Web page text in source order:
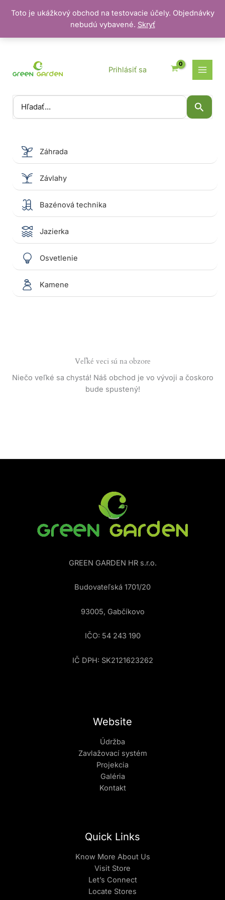
Toto je ukážkový obchod na testovacie účely. Objednávky
nebudú vybavené. Skryť
Vyhľadať:
Prihlásiť sa
Záhrada
Závlahy
Bazénová technika
Jazierka
Osvetlenie
Kamene
Veľké veci sú na obzore
Niečo veľké sa chystá! Náš obchod je vo vývoji a čoskoro
bude spustený!
GREEN GARDEN HR s.r.o.
Budovateľská 1701/20
93005, Gabčíkovo
IČO: 54 243 190
IČ DPH: SK2121623262
Website
Údržba
Zavlažovací systém
Projekcia
Galéria
Kontakt
Quick Links
Know More About Us
Visit Store
Let’s Connect
Locate Stores